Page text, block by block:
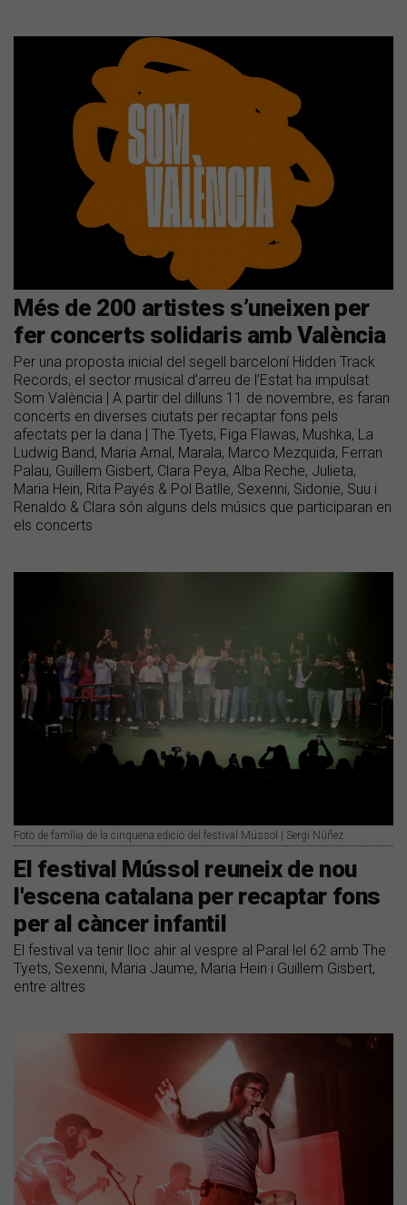
​Més de 200 artistes s’uneixen per
fer concerts solidaris amb València
Per una proposta inicial del segell barceloní Hidden Track
Records, el sector musical d’arreu de l’Estat ha impulsat
Som València | A partir del dilluns 11 de novembre, es faran
concerts en diverses ciutats per recaptar fons pels
afectats per la dana | The Tyets, Figa Flawas, Mushka, La
Ludwig Band, Maria Arnal, Marala, Marco Mezquida, Ferran
Palau, Guillem Gisbert, Clara Peya, Alba Reche, Julieta,
Maria Hein, Rita Payés & Pol Batlle, Sexenni, Sidonie, Suu i
Renaldo & Clara són alguns dels músics que participaran en
els concerts
Foto de família de la cinquena edició del festival Mússol | Sergi Núñez
El festival Mússol reuneix de nou
l'escena catalana per recaptar fons
per al càncer infantil
El festival va tenir lloc ahir al vespre al Paral·lel 62 amb The
Tyets, Sexenni, Maria Jaume, Maria Hein i Guillem Gisbert,
entre altres